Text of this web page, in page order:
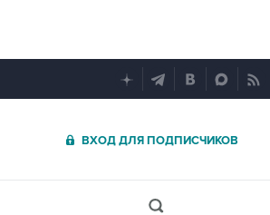
ВХОД ДЛЯ ПОДПИСЧИКОВ